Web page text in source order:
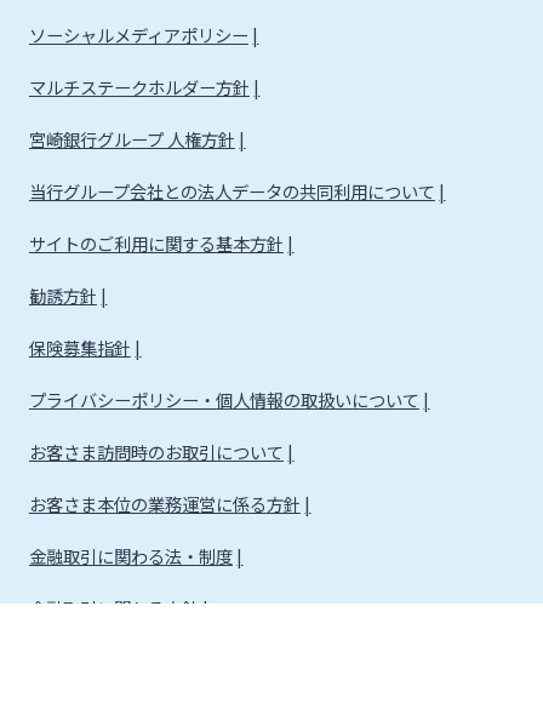
ソーシャルメディアポリシー
マルチステークホルダー方針
宮崎銀行グループ 人権方針
当行グループ会社との法人データの共同利用について
サイトのご利用に関する基本方針
勧誘方針
保険募集指針
プライバシーポリシー・個人情報の取扱いについて
お客さま訪問時のお取引について
お客さま本位の業務運営に係る方針
金融取引に関わる法・制度
金融取引に関わる方針